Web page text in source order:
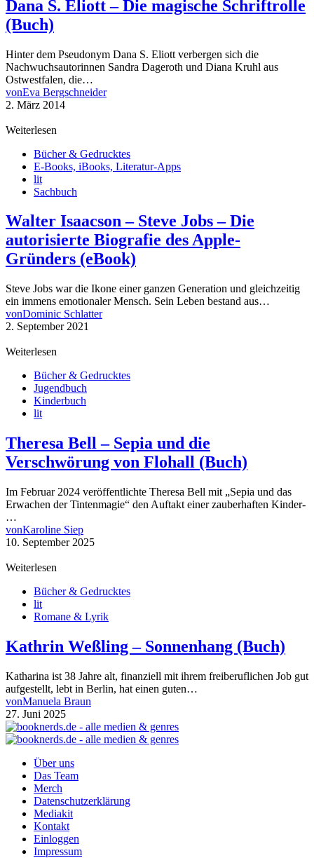
Dana S. Eliott – Die magische Schriftrolle
(Buch)
Hinter dem Pseudonym Dana S. Eliott verbergen sich die
Nachwuchsautorinnen Sandra Dageroth und Diana Kruhl aus
Ostwestfalen, die…
vonEva Bergschneider
2. März 2014
Weiterlesen
Bücher & Gedrucktes
E-Books, iBooks, Literatur-Apps
lit
Sachbuch
Walter Isaacson – Steve Jobs – Die
autorisierte Biografie des Apple-
Gründers (eBook)
Steve Jobs war die Ikone einer ganzen Generation und gleichzeitig
ein immens emotionaler Mensch. Sein Leben bestand aus…
vonDominic Schlatter
2. September 2021
Weiterlesen
Bücher & Gedrucktes
Jugendbuch
Kinderbuch
lit
Theresa Bell – Sepia und die
Verschwörung von Flohall (Buch)
Im Februar 2024 veröffentlichte Theresa Bell mit „Sepia und das
Erwachen der Tintenmagie“ den Auftakt einer zauberhaften Kinder-
…
vonKaroline Siep
10. September 2025
Weiterlesen
Bücher & Gedrucktes
lit
Romane & Lyrik
Kathrin Weßling – Sonnenhang (Buch)
Katharina ist 38 Jahre alt, finanziell mit ihrem freiberuflichen Job gut
aufgestellt, lebt in Berlin, hat einen guten…
vonManuela Braun
27. Juni 2025
Über uns
Das Team
Merch
Datenschutzerklärung
Mediakit
Kontakt
Einloggen
Impressum